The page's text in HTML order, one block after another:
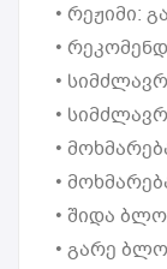
• რეჟიმი:
•
•
•
•
•
• შიდა
• გარე